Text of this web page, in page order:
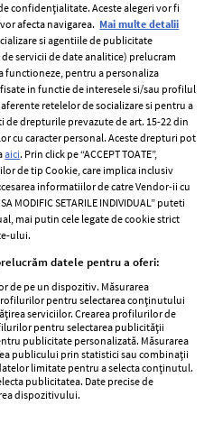
Termeni si conditii
Politica de
confidențialitate
Politica de cookies
Publicitate
femei
Viva
Avantaje
Retete practice
nr. 821/25.09.2025.
interzise minorilor.
confidențialitate. Aceste alegeri vor fi
afecta navigarea. Mai multe detalii
si agentiile de publicitate
servicii de date analitice) prelucram
functioneze, pentru a personaliza
in functie de interesele si/sau profilul
retelelor de socializare si pentru a
drepturile prevazute de art. 15-22 din
cu caracter personal. Aceste drepturi pot
aici. Prin click pe “ACCEPT TOATE”,
de tip Cookie, care implica inclusiv
informatiilor de catre Vendor-ii cu
MODIFIC SETARILE INDIVIDUAL” puteti
mai putin cele legate de cookie strict
ului.
datele pentru a oferi:
de pe un dispozitiv. Măsurarea
pentru selectarea conținutului
serviciilor. Crearea profilurilor de
pentru selectarea publicității
publicitate personalizată. Măsurarea
publicului prin statistici sau combinații
limitate pentru a selecta conținutul.
publicitatea. Date precise de
dispozitivului.